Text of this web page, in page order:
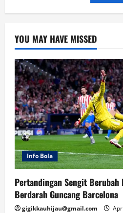
YOU MAY HAVE MISSED
Info Bola
Pertandingan Sengit
Berdarah Guncang Barcelona
gigikkauhijau@gmail.com